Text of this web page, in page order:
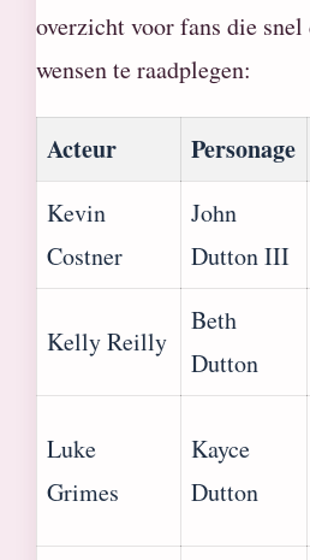
overzicht voor fans die
wensen te raadplegen:
Acteur Personage
Kevin
Costner
John
Dutton III
Kelly Reilly
Beth
Dutton
Luke
Grimes
Kayce
Dutton